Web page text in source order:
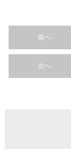
前へ
次へ